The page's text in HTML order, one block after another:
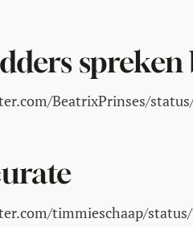
spreken
BeatrixPrinses/
timmieschaap/status/